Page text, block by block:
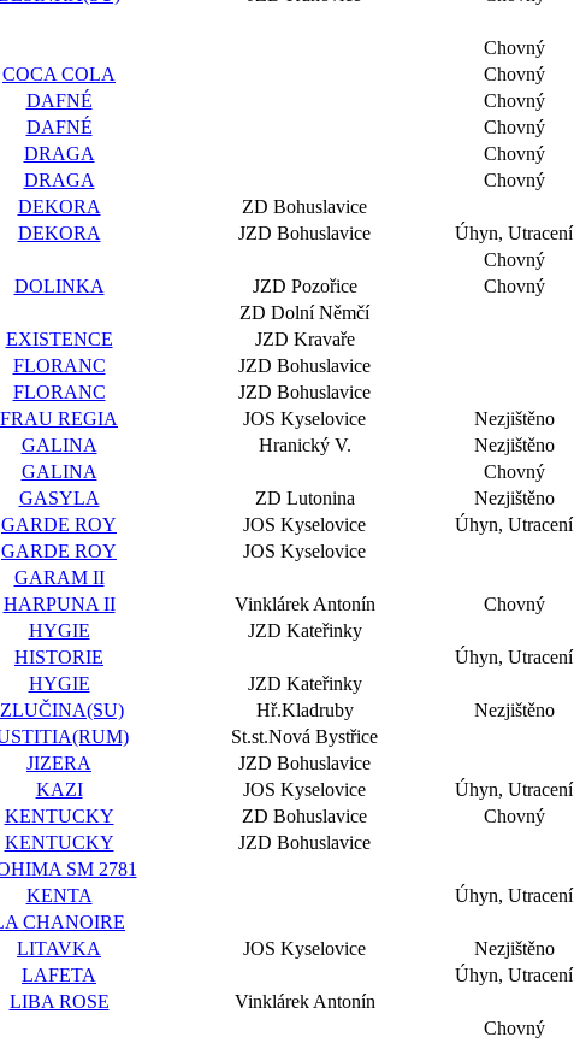
Chovný
COCA COLA
Chovný
DAFNÉ
Chovný
DAFNÉ
Chovný
DRAGA
Chovný
DRAGA
Chovný
DEKORA
ZD Bohuslavice
DEKORA JZD Bohuslavice
Úhyn, Utracení
Chovný
DOLINKA JZD Pozořice
Chovný
ZD Dolní Němčí
EXISTENCE
JZD Kravaře
FLORANC
JZD Bohuslavice
FLORANC
JZD Bohuslavice
FRAU REGIA JOS Kyselovice
Nezjištěno
GALINA Hranický V.
Nezjištěno
GALINA
Chovný
GASYLA ZD Lutonina
Nezjištěno
GARDE ROY JOS Kyselovice
Úhyn, Utracení
GARDE ROY
JOS Kyselovice
GARAM II
HARPUNA II Vinklárek Antonín
Chovný
HYGIE
JZD Kateřinky
HISTORIE
Úhyn, Utracení
HYGIE
JZD Kateřinky
Hř.Kladruby
Nezjištěno
St.st.Nová Bystřice
JIZERA
JZD Bohuslavice
KAZI JOS Kyselovice
Úhyn, Utracení
KENTUCKY ZD Bohuslavice
Chovný
KENTUCKY
JZD Bohuslavice
SM 2781
KENTA
Úhyn, Utracení
CHANOIRE
LITAVKA JOS Kyselovice
Nezjištěno
LAFETA
Úhyn, Utracení
LIBA ROSE
Vinklárek Antonín
Chovný